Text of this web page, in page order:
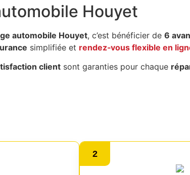
Houyet
automobile Houyet, c’est bénéficier de 6
simplifiée et rendez‑vous flexible en
client sont garanties pour chaque
2